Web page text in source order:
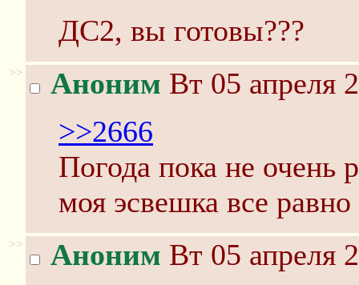
ДС2, вы готовы???
>> Аноним Вт 05 апреля
>>2666
Погода пока не очень
моя эсвешка все
>> Аноним Вт 05 апреля